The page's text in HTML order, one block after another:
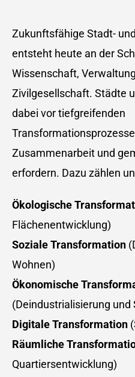
Zukunftsfähige Stadt-
entsteht heute an der
Wissenschaft,
Zivilgesellschaft. Städte
dabei vor tiefgreifenden
Zusammenarbeit und
erfordern. Dazu zählen
Ökologische
Flächenentwicklung)
Soziale Transformation
Wohnen)
Ökonomische
(Deindustrialisierung
Digitale Transformation
Räumliche
Quartiersentwicklung)